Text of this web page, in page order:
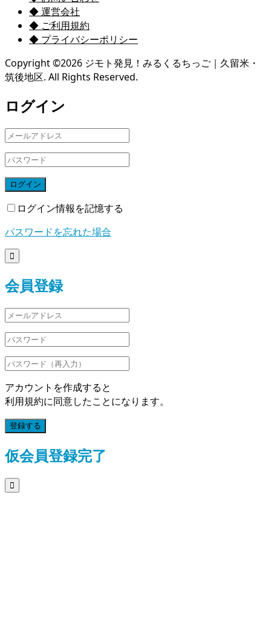
◆ 運営会社
◆ ご利用規約
◆ プライバシーポリシー
Copyright ©2026 ジモト発見！みるくるちっご｜久留米・
筑後地区. All Rights Reserved.
ログイン
ログイン
ログイン情報を記憶する
パスワードを忘れた場合

会員登録
アカウントを作成すると
利用規約に同意したことになります。
登録する
仮会員登録完了
